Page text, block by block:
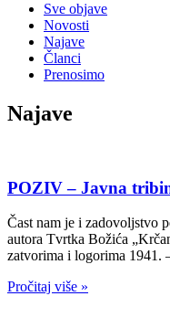
Sve objave
Novosti
Najave
Članci
Prenosimo
Najave
POZIV – Javna
Čast nam je i zadovoljstvo
autora Tvrtka Božića
zatvorima i logorima 1941.
Pročitaj više »